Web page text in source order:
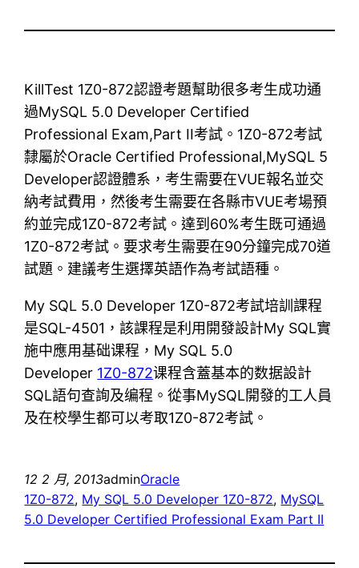
KillTest 1Z0-872認證考題幫助很多考生成功通
過MySQL 5.0 Developer Certified
Professional Exam,Part II考試。1Z0-872考試
隸屬於Oracle Certified Professional,MySQL 5
Developer認證體系，考生需要在VUE報名並交
納考試費用，然後考生需要在各縣市VUE考場預
約並完成1Z0-872考試。達到60%考生既可通過
1Z0-872考試。要求考生需要在90分鐘完成70道
試題。建議考生選擇英語作為考試語種。
My SQL 5.0 Developer 1Z0-872考試培訓課程
是SQL-4501，該課程是利用開發設計My SQL實
施中應用基础课程，My SQL 5.0
Developer 1Z0-872课程含蓋基本的数据設計
SQL語句查詢及编程。從事MySQL開發的工人員
及在校學生都可以考取1Z0-872考試。
12 2 月, 2013adminOracle
1Z0-872, My SQL 5.0 Developer 1Z0-872, MySQL
5.0 Developer Certified Professional Exam Part II